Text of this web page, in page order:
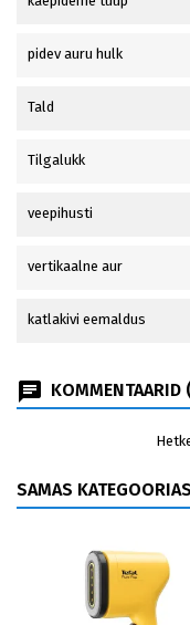
pidev auru hulk
Tald
Tilgalukk
veepihusti
vertikaalne aur
katlakivi eemaldus
KOMMENTAARID
SAMAS